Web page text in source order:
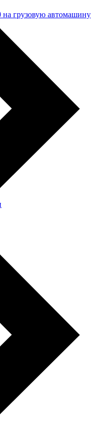
на грузовую автомашину